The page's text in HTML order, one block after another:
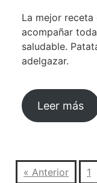
La mejor
acompañar
saludable.
adelgazar.
Leer más
« Anterior 1